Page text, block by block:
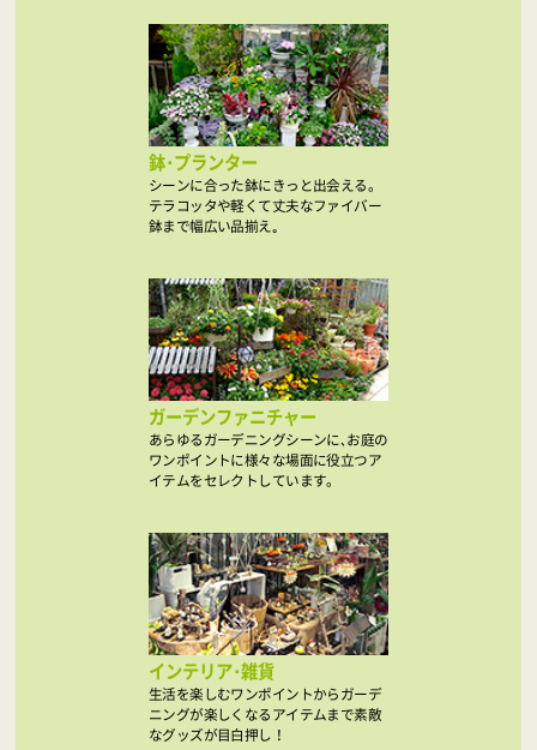
鉢･プランター
シーンに合った鉢にきっと出会える。
テラコッタや軽くて丈夫なファイバー
鉢まで幅広い品揃え｡
ガーデンファニチャー
あらゆるガーデニングシーンに､お庭の
ワンポイントに様々な場面に役立つア
イテムをセレクトしています。
インテリア･雑貨
生活を楽しむワンポイントからガーデ
ニングが楽しくなるアイテムまで素敵
なグッズが目白押し！